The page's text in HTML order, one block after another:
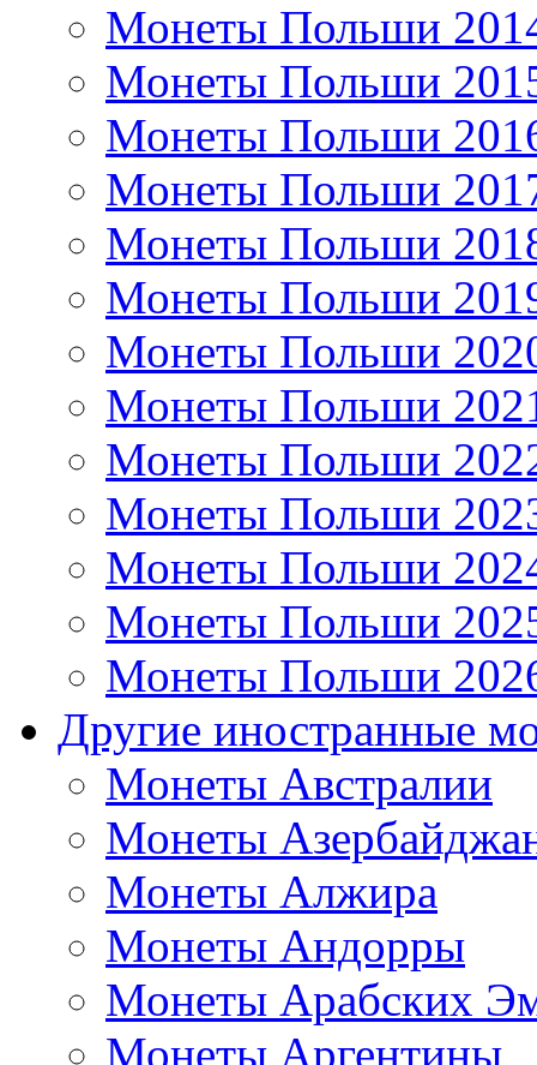
Монеты Польши
Монеты Польши
Монеты Польши
Монеты Польши
Монеты Польши
Монеты Польши
Монеты Польши
Монеты Польши
Монеты Польши
Монеты Польши
Монеты Польши
Монеты Польши
Монеты Польши
Другие иностранные
Монеты Австралии
Монеты
Монеты Алжира
Монеты Андорры
Монеты Арабских
Монеты Аргентины